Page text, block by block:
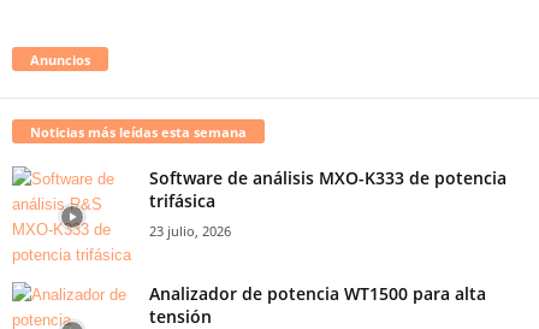
Anuncios
Noticias más leídas esta semana
Software de análisis MXO-K333 de potencia
trifásica
23 julio, 2026
Analizador de potencia WT1500 para alta
tensión